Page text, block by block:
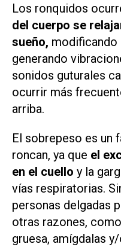
Los ronquidos
del cuerpo se
sueño, modificando
generando
sonidos guturales
ocurrir más
arriba.
El sobrepeso es un
roncan, ya que el
en el cuello y la
vías respiratorias.
personas delgadas
otras razones,
gruesa, amígdalas